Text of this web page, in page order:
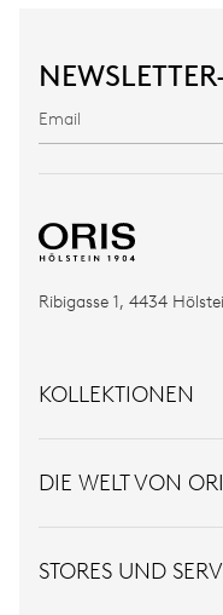
Ribigasse 1, 4434
KOLLEKTIONEN
DIE WELT VON
STORES UND